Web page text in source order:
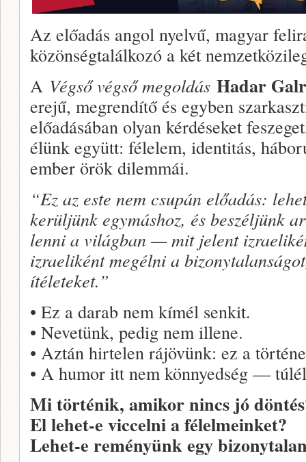
Az előadás angol nyelvű, magyar
közönségtalálkozó a két
A Végső végső megoldás Hadar
erejű, megrendítő és egyben
előadásában olyan kérdéseket
élünk együtt: félelem, identitás,
ember örök dilemmái.
“Ez az este nem csupán előadás:
kerüljünk egymáshoz, és beszéljünk
lenni a világban — mit jelent
izraeliként megélni a
ítéleteket.”
• Ez a darab nem kímél senkit.
• Nevetünk, pedig nem illene.
• Aztán hirtelen rájövünk: ez a
• A humor itt nem könnyedség —
Mi történik, amikor nincs jó
El lehet-e viccelni a félelmeinket?
Lehet-e reményünk egy